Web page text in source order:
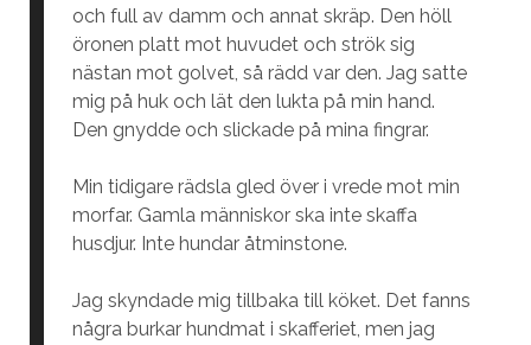
och full av damm och annat skräp. Den höll
öronen platt mot huvudet och strök sig
nästan mot golvet, så rädd var den. Jag satte
mig på huk och lät den lukta på min hand.
Den gnydde och slickade på mina fingrar.
Min tidigare rädsla gled över i vrede mot min
morfar. Gamla människor ska inte skaffa
husdjur. Inte hundar åtminstone.
Jag skyndade mig tillbaka till köket. Det fanns
några burkar hundmat i skafferiet, men jag